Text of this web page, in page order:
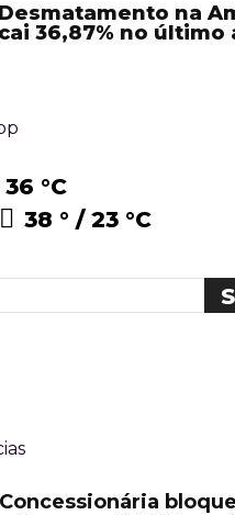
Desmatamento na
cai 36,87% no último
36 °C
38 ° 23 °C
Concessionária